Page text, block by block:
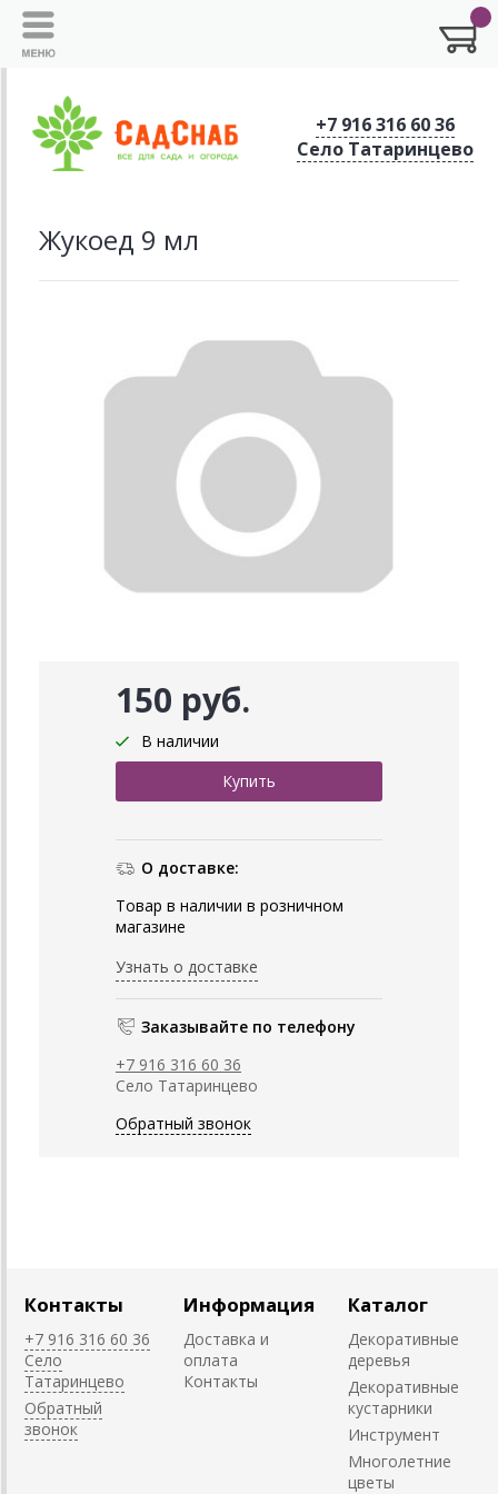
+7 916 316 60 36
Село Татаринцево
Жукоед 9 мл
150 руб.
В наличии
О доставке:
Товар в наличии в розничном
магазине
Узнать о доставке
Заказывайте по телефону
+7 916 316 60 36
Село Татаринцево
Обратный звонок
Контакты
+7 916 316 60 36
Село
Татаринцево
Обратный
звонок
Информация
Доставка и
оплата
Контакты
Каталог
Декоративные
деревья
Декоративные
кустарники
Инструмент
Многолетние
цветы